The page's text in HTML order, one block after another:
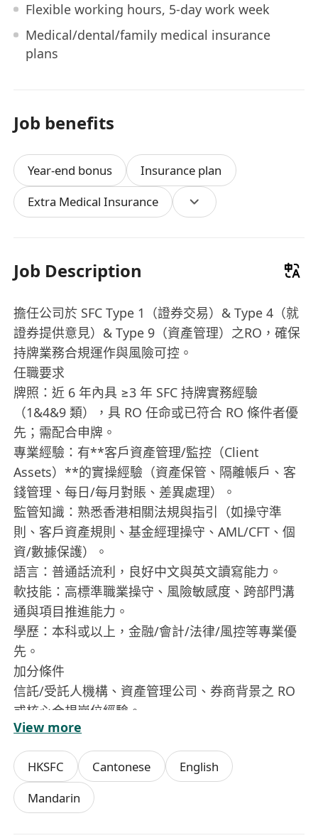
Flexible working hours, 5-day work week
Medical/dental/family medical insurance
plans
Job benefits
Year-end bonus
Insurance plan
Extra Medical Insurance
Job Description
擔任公司於 SFC Type 1（證券交易）& Type 4（就
證券提供意見）& Type 9（資產管理）之RO，確保
持牌業務合規運作與風險可控。
任職要求
牌照：近 6 年內具 ≥3 年 SFC 持牌實務經驗
（1&4&9 類），具 RO 任命或已符合 RO 條件者優
先；需配合申牌。
專業經驗：有**客戶資產管理/監控（Client
Assets）**的實操經驗（資產保管、隔離帳戶、客
錢管理、每日/每月對賬、差異處理）。
監管知識：熟悉香港相關法規與指引（如操守準
則、客戶資產規則、基金經理操守、AML/CFT、個
資/數據保護）。
語言：普通話流利，良好中文與英文讀寫能力。
軟技能：高標準職業操守、風險敏感度、跨部門溝
通與項目推進能力。
學歷：本科或以上，金融/會計/法律/風控等專業優
先。
加分條件
信託/受託人機構、資產管理公司、券商背景之 RO
或核心合規崗位經驗。
私募/家族辦公室/跨境結構、QDII/QFII、外匯與衍
生品合規經歷。
具內審、稽核或大型咨詢/律所合規項目經驗。
薪酬與福利
月薪 HKD 60,000 起，具競爭力的獎金機制。
View more
HKSFC Cantonese
English
Mandarin